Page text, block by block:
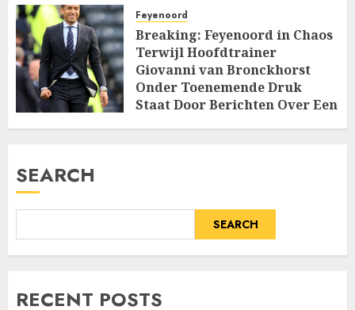
Feyenoord
Breaking: Feyenoord in Chaos
Terwijl Hoofdtrainer
Giovanni van Bronckhorst
Onder Toenemende Druk
Staat Door Berichten Over Een
SEARCH
SEARCH
RECENT POSTS